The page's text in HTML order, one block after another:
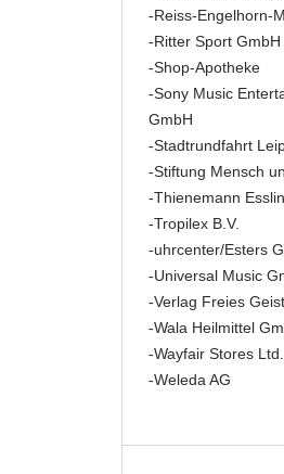
-Reiss-Engelhorn-
-Ritter Sport GmbH
-Shop-Apotheke
-Sony Music
GmbH
-Stadtrundfahrt
-Stiftung Mensch
-Thienemann
-Tropilex B.V.
-uhrcenter/Esters
-Universal Music
-Verlag Freies
-Wala Heilmittel
-Wayfair Stores Ltd.
-Weleda AG